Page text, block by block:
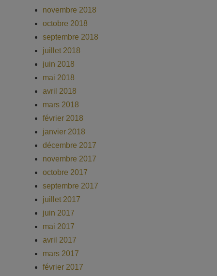
novembre 2018
octobre 2018
septembre 2018
juillet 2018
juin 2018
mai 2018
avril 2018
mars 2018
février 2018
janvier 2018
décembre 2017
novembre 2017
octobre 2017
septembre 2017
juillet 2017
juin 2017
mai 2017
avril 2017
mars 2017
février 2017